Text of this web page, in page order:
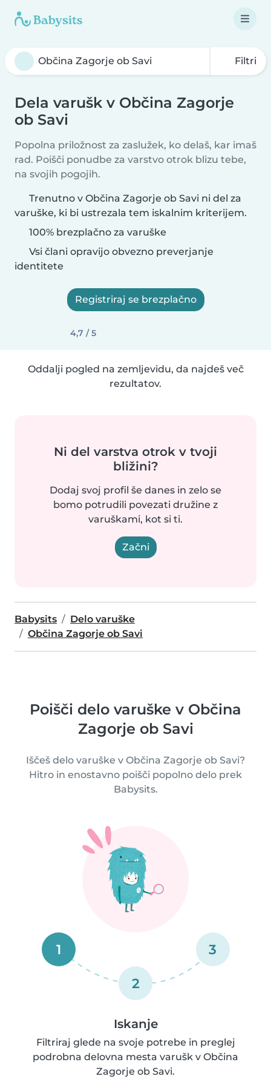
Filtri
Dela varušk v Občina Zagorje
ob Savi
Popolna priložnost za zaslužek, ko delaš, kar imaš
rad. Poišči ponudbe za varstvo otrok blizu tebe,
na svojih pogojih.
Trenutno v Občina Zagorje ob Savi ni del za
varuške, ki bi ustrezala tem iskalnim kriterijem.
100% brezplačno za varuške
Vsi člani opravijo obvezno preverjanje
identitete
Registriraj se brezplačno
4,7 / 5
Oddalji pogled na zemljevidu, da najdeš več
rezultatov.
Ni del varstva otrok v tvoji
bližini?
Dodaj svoj profil še danes in zelo se
bomo potrudili povezati družine z
varuškami, kot si ti.
Začni
Babysits
Delo varuške
Občina Zagorje ob Savi
Poišči delo varuške v Občina
Zagorje ob Savi
Iščeš delo varuške v Občina Zagorje ob Savi?
Hitro in enostavno poišči popolno delo prek
Babysits.
1
2
3
Iskanje
Filtriraj glede na svoje potrebe in preglej
podrobna delovna mesta varušk v Občina
Zagorje ob Savi.